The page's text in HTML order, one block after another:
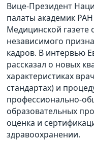
Вице-Президент
палаты академик
Медицинской
независимого
кадров. В интервью
рассказал о новых
характеристиках
стандартах) и
профессионально-
образовательных
оценка и
здравоохранении.